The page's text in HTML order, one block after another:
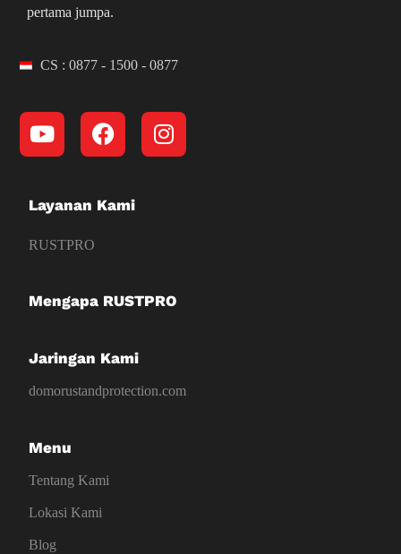
pertama jumpa.
CS : 0877 - 1500 - 0877
Layanan Kami
RUSTPRO
Mengapa RUSTPRO
Jaringan Kami
domorustandprotection.com
Menu
Tentang Kami
Lokasi Kami
Blog